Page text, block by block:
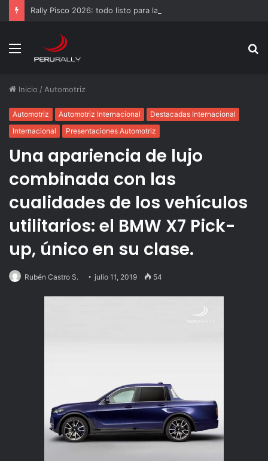
Rally Pisco 2026: todo listo para la gran final del RallyACP
Menú
Inicio / Automotriz
Automotriz Automotriz Internacional
Destacadas Internacional
Internacional
Presentaciones Automotriz
Una apariencia de lujo
combinada con las
cualidades de los vehículos
utilitarios: el BMW X7 Pick-
up, único en su clase.
Rubén Castro S. julio 11, 2019 54